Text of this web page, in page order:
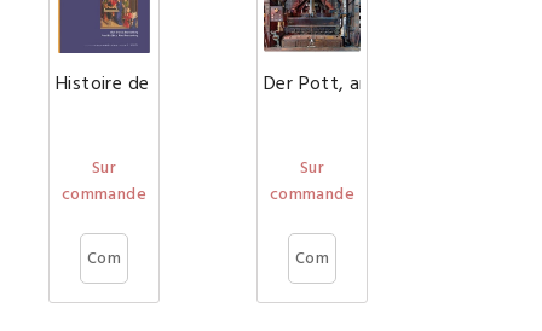
Histoire de l'Architecture française - tome I : Du Moyen
Sur
commande
Com
mand
Der Pott, architecture et
Sur
commande
Com
mand